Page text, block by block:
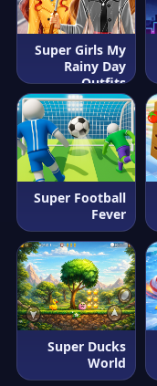
Super Girls My
Rainy Day
Outfits
Super Football
Fever
Super Ducks
World